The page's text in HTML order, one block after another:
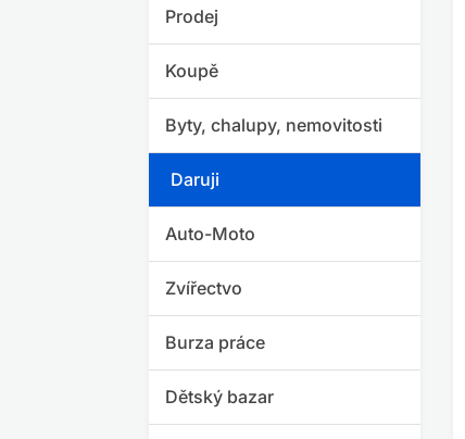
Prodej
Koupě
Byty, chalupy, nemovitosti
Daruji
Auto-Moto
Zvířectvo
Burza práce
Dětský bazar